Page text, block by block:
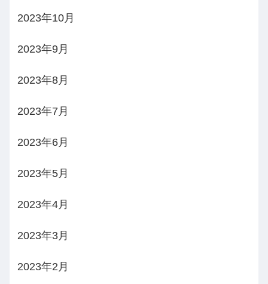
2023年10月
2023年9月
2023年8月
2023年7月
2023年6月
2023年5月
2023年4月
2023年3月
2023年2月